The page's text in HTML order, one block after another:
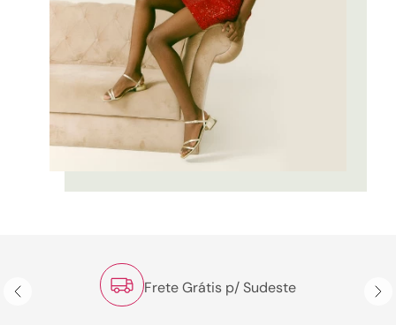
Frete Grátis p/ Sudeste